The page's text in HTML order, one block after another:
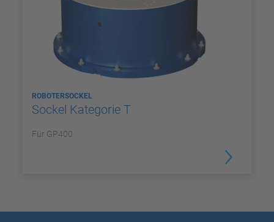
ROBOTERSOCKEL
Sockel Kategorie T
Für GP400